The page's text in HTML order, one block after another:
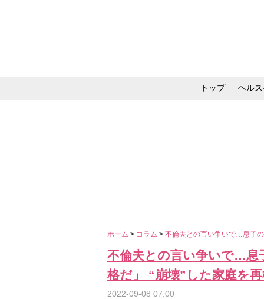
トップ ヘル
ホーム > コラム > 不倫夫との言い争いで…息子
不倫夫との言い争いで…
格だ」 “崩壊”した家庭を
2022-09-08 07:00